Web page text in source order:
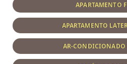
APARTAMENTO
APARTAMENTO
AR-CONDICIONADO